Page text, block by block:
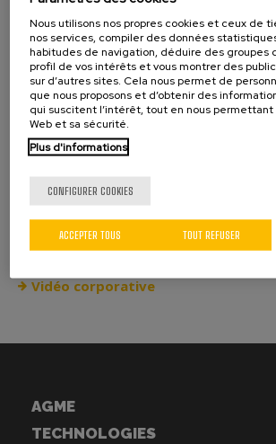
Capacités
Présence globale
Présence internationale
Distributeurs nationaux
Clients
News
Nouveautés
Salle de presse
Souscription à la newsletter
Catalogues
Vidéo corporative
AGME
TECHNOLOGIES
Nous utilisons nos propres cookies et ceux de
nos services, compiler des données
habitudes de navigation, déduire des groupes
profil de vos intérêts et vous montrer des
sur d’autres sites. Cela nous permet de
que nous proposons et d’obtenir des
qui suscitent l’intérêt, tout en nous permettant
Web et sa sécurité.
Plus d'informations
CONFIGURER COOKIES
TOUT REFUSER
ACCEPTER TOUS